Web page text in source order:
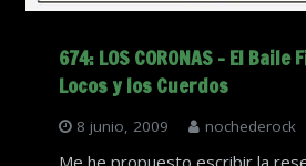
674: LOS CORONAS – El
Locos y los Cuerdos
8 junio, 2009 nochederock
Me he propuesto escribir la